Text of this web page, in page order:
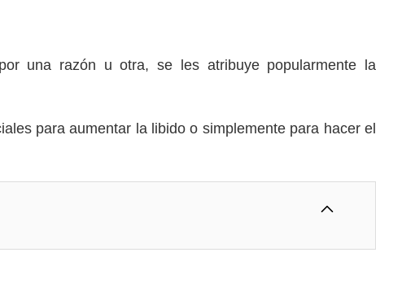
una razón u otra, se les atribuye popularmente la
para aumentar la libido o simplemente para hacer el